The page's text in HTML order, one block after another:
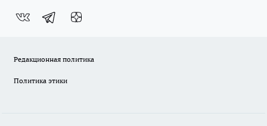
Редакционная политика
Политика этики